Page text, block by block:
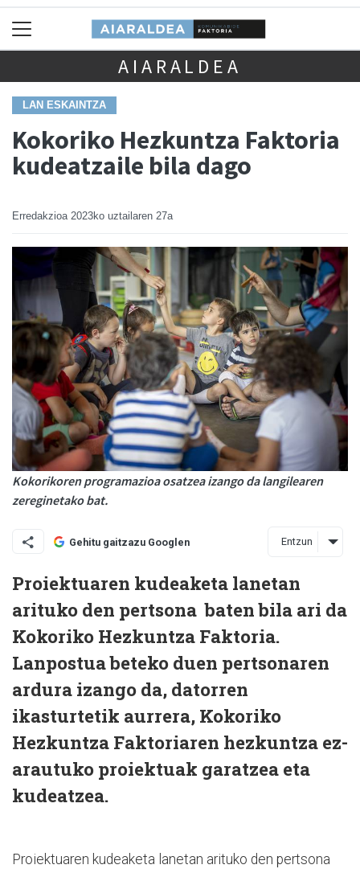
AIARALDEA
LAN ESKAINTZA
Kokoriko Hezkuntza Faktoria
kudeatzaile bila dago
Erredakzioa 2023ko uztailaren 27a
Kokorikoren programazioa osatzea izango da langilearen
zereginetako bat.
Gehitu gaitzazu Googlen Entzun
Proiektuaren kudeaketa lanetan
arituko den pertsona baten bila ari da
Kokoriko Hezkuntza Faktoria.
Lanpostua beteko duen pertsonaren
ardura izango da, datorren
ikasturtetik aurrera, Kokoriko
Hezkuntza Faktoriaren hezkuntza ez-
arautuko proiektuak garatzea eta
kudeatzea.
Proiektuaren kudeaketa lanetan arituko den pertsona